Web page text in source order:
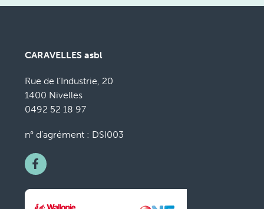
CARAVELLES asbl
Rue de l’Industrie, 20
1400 Nivelles
0492 52 18 97
n° d’agrément : DSI003